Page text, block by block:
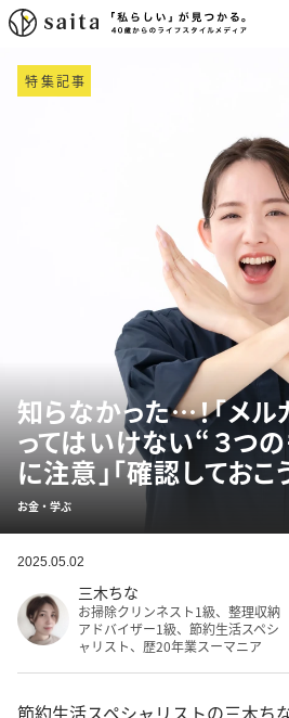
特集記事
知らなかった…！「メル
ってはいけない“３つ
に注意」「確認しておこ
お金・学ぶ
2025.05.02
三木ちな
お掃除クリンネスト1級、整理収納
アドバイザー1級、節約生活スペシ
ャリスト、歴20年業スーマニア
節約生活スペシャリストの三木ち